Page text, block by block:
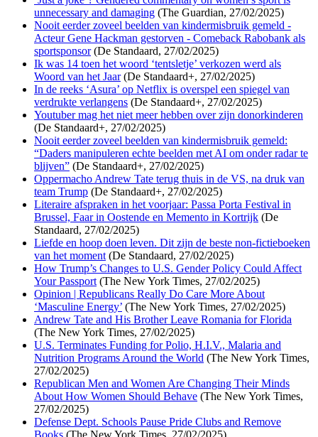
unnecessary and damaging (The Guardian, 27/02/2025)
Nooit eerder zoveel beelden van kindermisbruik gemeld -
Acteur Gene Hackman gestorven - Comeback Rabobank als
sportsponsor(De Standaard, 27/02/2025)
Ik was 14 toen het woord ‘tentsletje’ verkozen werd als
Woord van het Jaar(De Standaard+, 27/02/2025)
In de reeks ‘Asura’ op Netflix is overspel een spiegel van
verdrukte verlangens (De Standaard+, 27/02/2025)
Youtuber mag het niet meer hebben over zijn donorkinderen
(De Standaard+, 27/02/2025)
Nooit eerder zoveel beelden van kindermisbruik gemeld:
“Daders manipuleren echte beelden met AI om onder radar te
blijven” (De Standaard+, 27/02/2025)
Oppermacho Andrew Tate terug thuis in de VS, na druk van
team Trump (De Standaard+, 27/02/2025)
Literaire afspraken in het voorjaar: Passa Porta Festival in
Brussel, Faar in Oostende en Memento in Kortrijk (De
Standaard, 27/02/2025)
Liefde en hoop doen leven. Dit zijn de beste non-fictieboeken
van het moment (De Standaard, 27/02/2025)
How Trump’s Changes to U.S. Gender Policy Could Affect
Your Passport (The New York Times, 27/02/2025)
Opinion | Republicans Really Do Care More About
‘Masculine Energy’ (The New York Times, 27/02/2025)
Andrew Tate and His Brother Leave Romania for Florida
(The New York Times, 27/02/2025)
U.S. Terminates Funding for Polio, H.I.V., Malaria and
Nutrition Programs Around the World (The New York Times,
27/02/2025)
Republican Men and Women Are Changing Their Minds
About How Women Should Behave (The New York Times,
27/02/2025)
Defense Dept. Schools Pause Pride Clubs and Remove
Books (The New York Times, 27/02/2025)